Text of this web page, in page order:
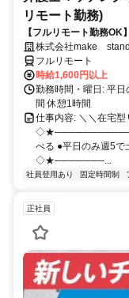
リモート勤務)
【フルリモート勤務
ルが身につく営業職
株式会社make
フルリモート
時給1,600円以上
勤務時間・曜日: 平
間 休憩1時間
仕事内容: ＼＼在宅型
べる ●平日のみ週5で
◇★───────...
社員登用あり 固定時間制
正社員